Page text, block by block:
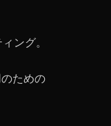
ング。
ための